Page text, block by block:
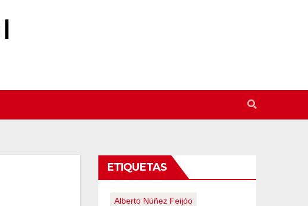
ETIQUETAS
Alberto Núñez Feijóo